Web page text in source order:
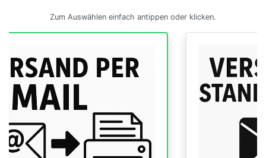
Zum Auswählen einfach antippen oder klicken.